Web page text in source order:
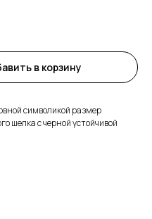
в корзину
символикой размер
шелка с черной устойчивой